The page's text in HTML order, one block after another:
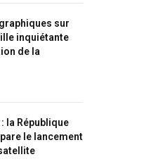
sur
inquiétante
de la
: la République
le lancement